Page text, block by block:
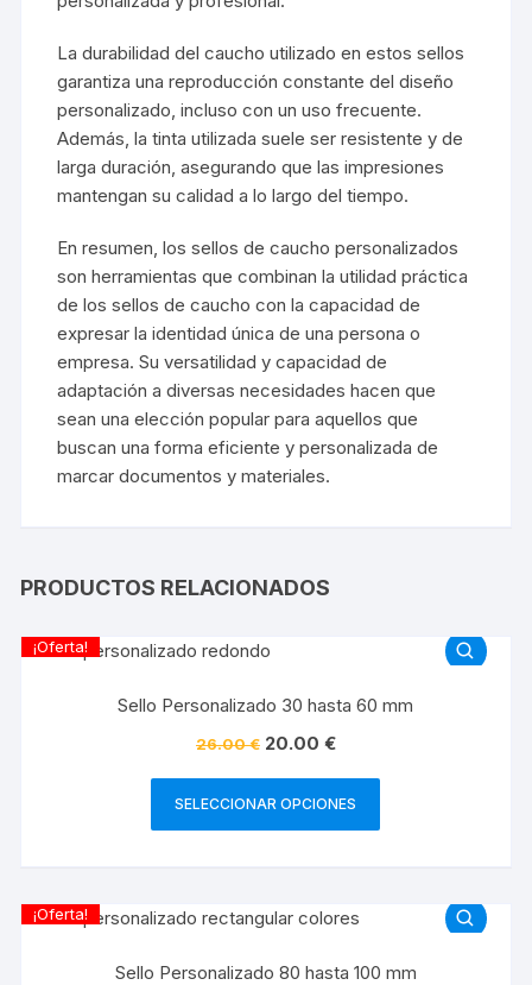
La durabilidad del caucho utilizado en estos sellos
garantiza una reproducción constante del diseño
personalizado, incluso con un uso frecuente.
Además, la tinta utilizada suele ser resistente y de
larga duración, asegurando que las impresiones
mantengan su calidad a lo largo del tiempo.
En resumen, los sellos de caucho personalizados
son herramientas que combinan la utilidad práctica
de los sellos de caucho con la capacidad de
expresar la identidad única de una persona o
empresa. Su versatilidad y capacidad de
adaptación a diversas necesidades hacen que
sean una elección popular para aquellos que
buscan una forma eficiente y personalizada de
marcar documentos y materiales.
PRODUCTOS RELACIONADOS
¡Oferta!
Sello Personalizado 30 hasta 60 mm
26.00€ 20.00 €
SELECCIONAR OPCIONES
¡Oferta!
Sello Personalizado 80 hasta 100 mm